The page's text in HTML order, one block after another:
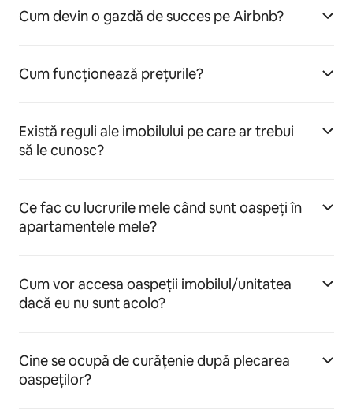
Cum devin o gazdă de succes pe Airbnb?
Cum funcționează prețurile?
Există reguli ale imobilului pe care ar trebui
să le cunosc?
Ce fac cu lucrurile mele când sunt oaspeți în
apartamentele mele?
Cum vor accesa oaspeții imobilul/unitatea
dacă eu nu sunt acolo?
Cine se ocupă de curățenie după plecarea
oaspeților?